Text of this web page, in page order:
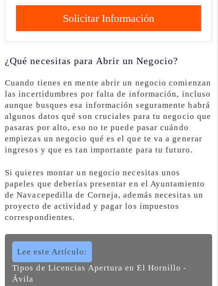
Solicitar Información
¿Qué necesitas para Abrir un Negocio?
Cuando tienes en mente abrir un negocio comienzan
las incertidumbres por falta de información, incluso
aunque busques esa información seguramente habrá
algunos datos qué son cruciales para tu negocio que
pasaras por alto, eso no te puede pasar cuándo
empiezas un negocio qué es el que te va a generar
ingresos y que es tan importante para tu futuro.
Si quieres montar un negocio necesitas unos
papeles que deberías presentar en el Ayuntamiento
de Navacepedilla de Corneja, además necesitas un
proyecto de actividad y pagar los impuestos
correspondientes.
Lee este Artículo:
Tipos de Licencias Apertura en El Hornillo -
Ávila